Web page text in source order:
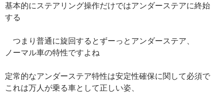
基本的にステアリング操作だけではアンダーステアに終始
する
つまり普通に旋回するとずーっとアンダーステア、
ノーマル車の特性ですよね
定常的なアンダーステア特性は安定性確保に関して必須で
これは万人が乗る車として正しい姿、